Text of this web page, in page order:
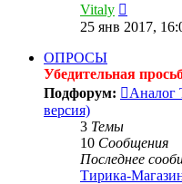
Vitaly
к
25 янв 2017,
ОПРОСЫ
Убедительная
Подфорум:
Аналог
версия)
3 Темы
10 Сообщения
Последнее
Тирика-